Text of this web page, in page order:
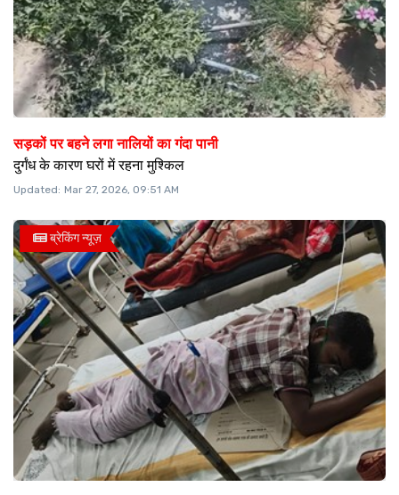
सड़कों पर बहने लगा नालियों का गंदा पानी
दुर्गंध के कारण घरों में रहना मुश्किल
Updated: Mar 27, 2026, 09:51 AM
ब्रेकिंग न्यूज़